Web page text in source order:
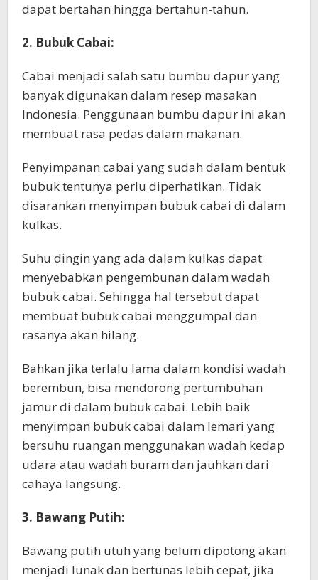
dapat bertahan hingga bertahun-tahun.
2. Bubuk Cabai:
Cabai menjadi salah satu bumbu dapur yang
banyak digunakan dalam resep masakan
Indonesia. Penggunaan bumbu dapur ini akan
membuat rasa pedas dalam makanan.
Penyimpanan cabai yang sudah dalam bentuk
bubuk tentunya perlu diperhatikan. Tidak
disarankan menyimpan bubuk cabai di dalam
kulkas.
Suhu dingin yang ada dalam kulkas dapat
menyebabkan pengembunan dalam wadah
bubuk cabai. Sehingga hal tersebut dapat
membuat bubuk cabai menggumpal dan
rasanya akan hilang.
Bahkan jika terlalu lama dalam kondisi wadah
berembun, bisa mendorong pertumbuhan
jamur di dalam bubuk cabai. Lebih baik
menyimpan bubuk cabai dalam lemari yang
bersuhu ruangan menggunakan wadah kedap
udara atau wadah buram dan jauhkan dari
cahaya langsung.
3. Bawang Putih:
Bawang putih utuh yang belum dipotong akan
menjadi lunak dan bertunas lebih cepat, jika